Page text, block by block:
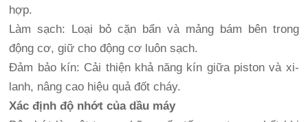
hợp.
Làm sạch: Loại bỏ cặn bẩn và mảng bám bên trong
động cơ, giữ cho động cơ luôn sạch.
Đảm bảo kín: Cải thiện khả năng kín giữa piston và xi-
lanh, nâng cao hiệu quả đốt cháy.
Xác định độ nhớt của dầu máy